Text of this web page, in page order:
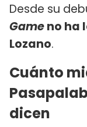
Desde su
Gameno ha
Lozano.
Cuánto
dicen